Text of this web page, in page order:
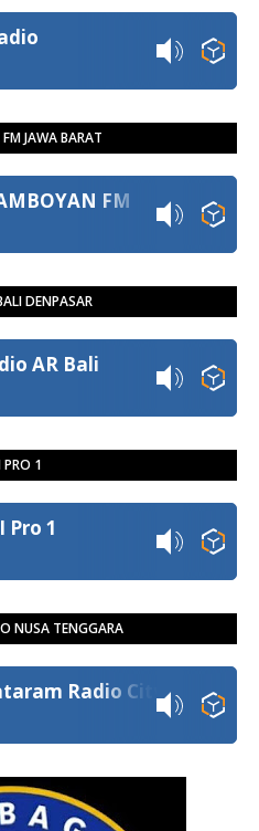
JAWA BARAT
FM
DENPASAR
AR Bali
PRO 1
Pro 1
NUSA TENGGARA
Radio City